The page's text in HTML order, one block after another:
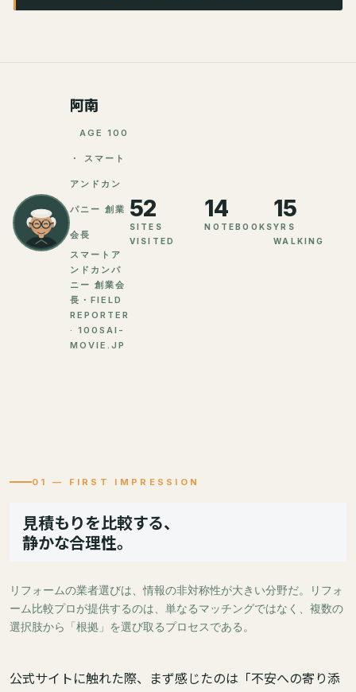
阿南
AGE 100
・ スマート
アンドカン
パニー 創業
会長
スマートア
ンドカンパ
ニー 創業会
長・FIELD
REPORTER
· 100SAI-
MOVIE.JP
52
SITES
VISITED
14
NOTEBOOKS
15
YRS
WALKING
01 — FIRST IMPRESSION
見積もりを比較する、
静かな合理性。
リフォームの業者選びは、情報の非対称性が大きい分野だ。リフォ
ーム比較プロが提供するのは、単なるマッチングではなく、複数の
選択肢から「根拠」を選び取るプロセスである。
公式サイトに触れた際、まず感じたのは「不安への寄り添